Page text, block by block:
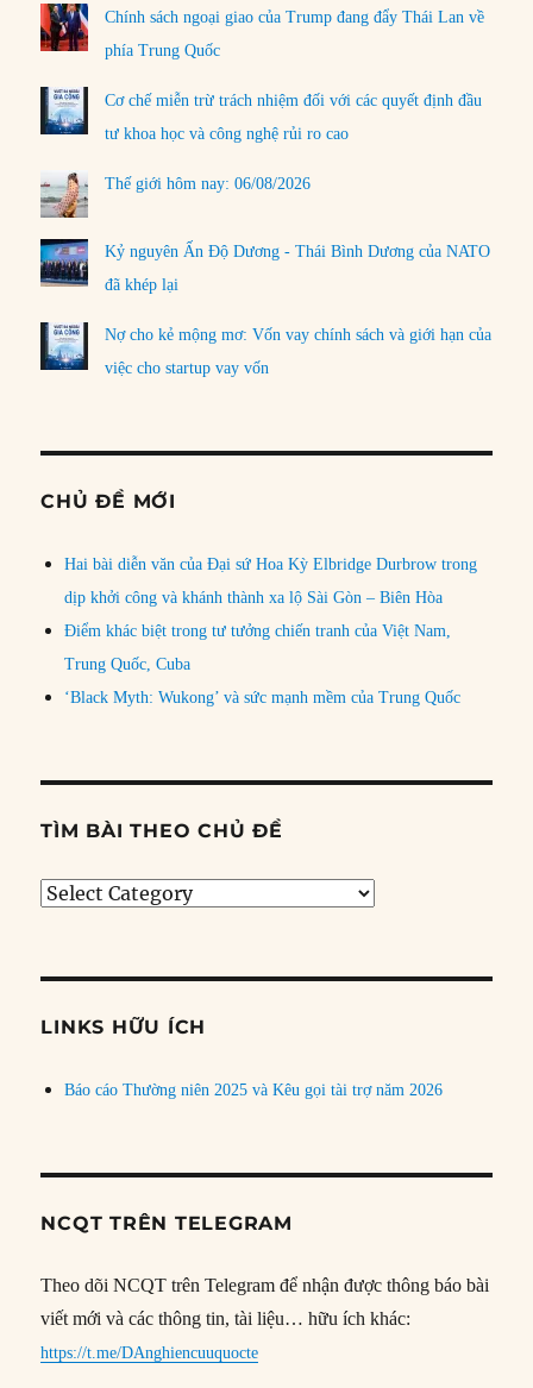
Chính sách ngoại giao của Trump đang đẩy Thái Lan về
phía Trung Quốc
Cơ chế miễn trừ trách nhiệm đối với các quyết định đầu
tư khoa học và công nghệ rủi ro cao
Thế giới hôm nay: 06/08/2026
Kỷ nguyên Ấn Độ Dương - Thái Bình Dương của NATO
đã khép lại
Nợ cho kẻ mộng mơ: Vốn vay chính sách và giới hạn của
việc cho startup vay vốn
CHỦ ĐỀ MỚI
Hai bài diễn văn của Đại sứ Hoa Kỳ Elbridge Durbrow trong
dịp khởi công và khánh thành xa lộ Sài Gòn – Biên Hòa
Điểm khác biệt trong tư tưởng chiến tranh của Việt Nam,
Trung Quốc, Cuba
‘Black Myth: Wukong’ và sức mạnh mềm của Trung Quốc
TÌM BÀI THEO CHỦ ĐỀ
Tìm
đề
LINKS HỮU ÍCH
Báo cáo Thường niên 2025 và Kêu gọi tài trợ năm 2026
NCQT TRÊN TELEGRAM
Theo dõi NCQT trên Telegram để nhận được thông báo bài
viết mới và các thông tin, tài liệu… hữu ích khác:
https://t.me/DAnghiencuuquocte